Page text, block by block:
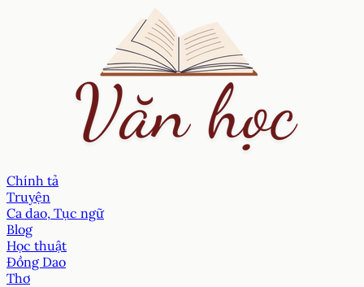
Chính tả
Truyện
Ca dao, Tục ngữ
Blog
Học thuật
Đồng Dao
Thơ